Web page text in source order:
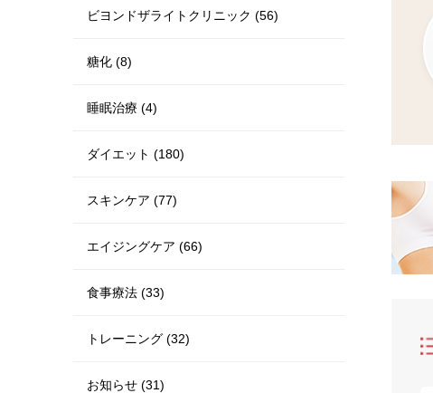
ビヨンドザライトクリニック (56)
糖化 (8)
睡眠治療 (4)
ダイエット (180)
スキンケア (77)
エイジングケア (66)
食事療法 (33)
トレーニング (32)
お知らせ (31)